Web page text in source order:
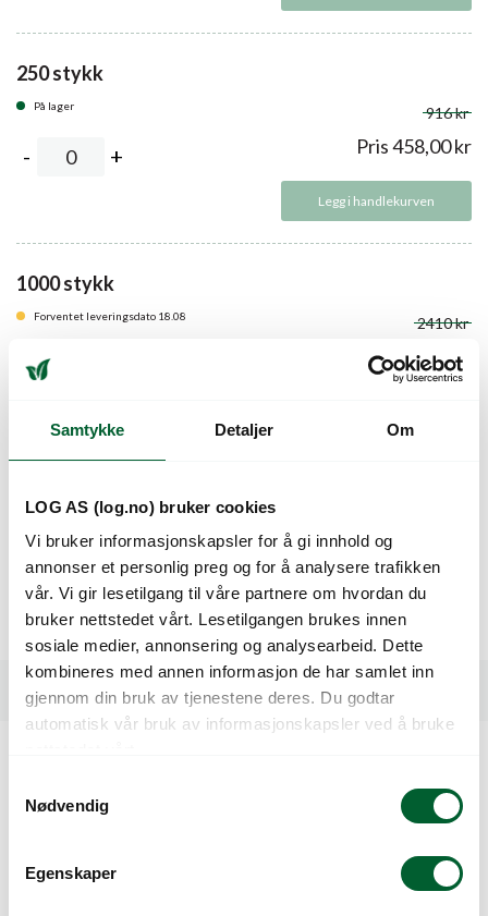
Samtykke Detaljer Om
LOG AS (log.no) bruker cookies
Vi bruker informasjonskapsler for å gi innhold og
annonser et personlig preg og for å analysere trafikken
vår. Vi gir lesetilgang til våre partnere om hvordan du
bruker nettstedet vårt. Lesetilgangen brukes innen
sosiale medier, annonsering og analysearbeid. Dette
kombineres med annen informasjon de har samlet inn
gjennom din bruk av tjenestene deres. Du godtar
automatisk vår bruk av informasjonskapsler ved å bruke
Nødvendig
Egenskaper
250 stykk
På lager 916 kr
Pris458,00kr
Legg i handlekurven
1000 stykk
Forventet leveringsdato 18.08 2410 kr
Pris1.205,00kr
Beskrivelse
Fin rød farge ved modning. Størrelse 4 x 4 cm og vekt rundt
20 g.
200,000 scovillegrader (SU).
Spesifikasjoner